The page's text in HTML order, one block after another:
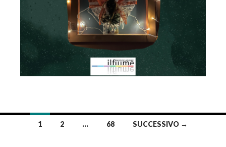
1 2 … 68 SUCCESSIVO →